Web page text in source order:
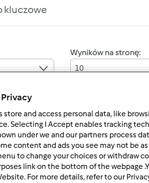
Wyników na stronę:
10
Privacy
store and access personal data, like
Selecting I Accept enables tracking
under we and our partners process
content and ads you see may not be
to change your choices or withdraw
link on the bottom of the webpage
For more details, refer to our